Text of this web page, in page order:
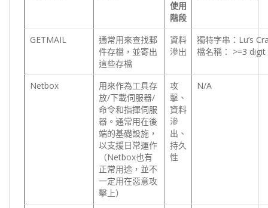
使用
階段
GETMAIL
通常用來查找郵
件存檔，並寄出
這些存檔
資料
滲出
獨特字串：Lu’s
檔名稱： >=3
Netbox
用來作為工具存
放/下載伺服器/
命令和指揮伺服
器。通常用在後
端的基礎設施，
以支援日常運作
（Netbox也有
正常用途，並不
一定用在惡意攻
擊上）
攻
擊、
資料
滲
出、
持久
性
N/A